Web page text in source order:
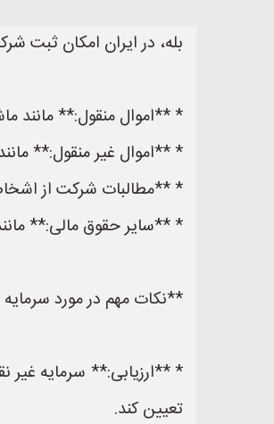
بله، در ایران امکان ثبت
* **اموال منقول:** مانند
* **اموال غیر منقول:**
* **مطالبات شرکت از
* **سایر حقوق مالی:**
**نکات مهم در مورد
* **ارزیابی:** سرمایه غیر
تعیین کند.